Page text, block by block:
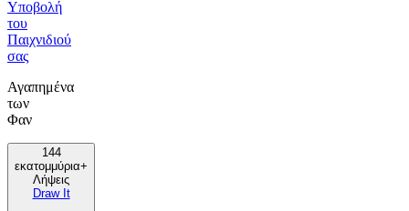
Υποβολή
του
Παιχνιδιού
σας
Αγαπημένα
των
Φαν
144
εκατομμύρια+
Λήψεις
Draw It